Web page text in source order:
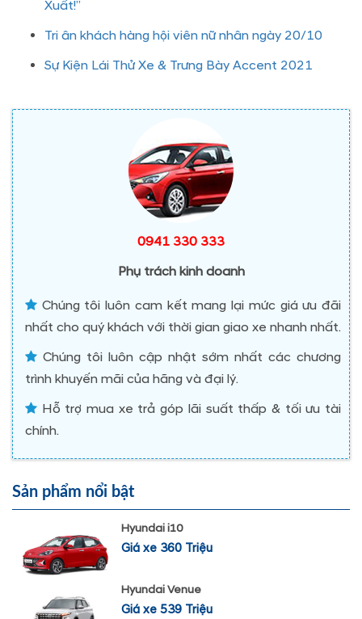
Xuất!”
Tri ân khách hàng hội viên nữ nhân ngày 20/10
Sự Kiện Lái Thử Xe & Trưng Bày Accent 2021
0941 330 333
Phụ trách kinh doanh
Chúng tôi luôn cam kết mang lại mức giá ưu đãi
nhất cho quý khách với thời gian giao xe nhanh nhất.
Chúng tôi luôn cập nhật sớm nhất các chương
trình khuyến mãi của hãng và đại lý.
Hỗ trợ mua xe trả góp lãi suất thấp & tối ưu tài
chính.
Sản phẩm nổi bật
Hyundai i10
Giá xe 360 Triệu
Hyundai Venue
Giá xe 539 Triệu